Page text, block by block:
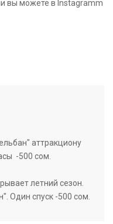
вы можете в Instagramm
аттракциону
-500 сом.
летний сезон.
Один спуск -500 сом.